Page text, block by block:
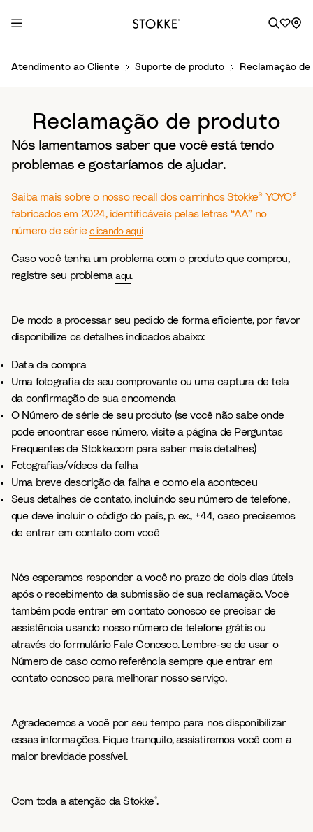
Atendimento ao Cliente Suporte de produto Reclamação
Reclamação de produto
Nós lamentamos saber que você está tendo
problemas e gostaríamos de ajudar.
Saiba mais sobre o nosso recall dos carrinhos Stokke® YOYO³
fabricados em 2024, identificáveis pelas letras “AA” no
número de sérieclicando aqui
Caso você tenha um problema com o produto que comprou,
registre seu problemaaqu.
De modo a processar seu pedido de forma eficiente, por favor
disponibilize os detalhes indicados abaixo:
Data da compra
Uma fotografia de seu comprovante ou uma captura de tela
da confirmação de sua encomenda
O Número de série de seu produto (se você não sabe onde
pode encontrar esse número, visite a página de Perguntas
Frequentes de Stokke.com para saber mais detalhes)
Fotografias/vídeos da falha
Uma breve descrição da falha e como ela aconteceu
Seus detalhes de contato, incluindo seu número de telefone,
que deve incluir o código do país, p. ex., +44, caso precisemos
de entrar em contato com você
Nós esperamos responder a você no prazo de dois dias úteis
após o recebimento da submissão de sua reclamação. Você
também pode entrar em contato conosco se precisar de
assistência usando nosso número de telefone grátis ou
através do formulário Fale Conosco. Lembre-se de usar o
Número de caso como referência sempre que entrar em
contato conosco para melhorar nosso serviço.
Agradecemos a você por seu tempo para nos disponibilizar
essas informações. Fique tranquilo, assistiremos você com a
maior brevidade possível.
Com toda a atenção da Stokke®.